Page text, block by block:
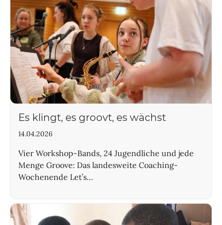
Es klingt, es groovt, es wächst
14.04.2026
Vier Workshop-Bands, 24 Jugendliche und jede
Menge Groove: Das landesweite Coaching-
Wochenende Let’s…